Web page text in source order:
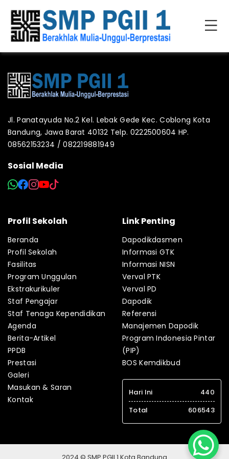
Jl. Panatayuda No.2 Kel. Lebak Gede Kec. Coblong Kota
Bandung, Jawa Barat 40132 Telp. 0222500604 HP.
08562153234 / 082219881949
Sosial Media
Profil Sekolah
Beranda
Profil Sekolah
Fasilitas
Program Unggulan
Ekstrakurikuler
Staf Pengajar
Staf Tenaga Kependidikan
Agenda
Berita-Artikel
PPDB
Prestasi
Galeri
Masukan & Saran
Kontak
Link Penting
Dapodikdasmen
Informasi GTK
Informasi NISN
Verval PTK
Verval PD
Dapodik
Referensi
Manajemen Dapodik
Program Indonesia Pintar
(PIP)
BOS Kemdikbud
Hari Ini
440
Total
606543